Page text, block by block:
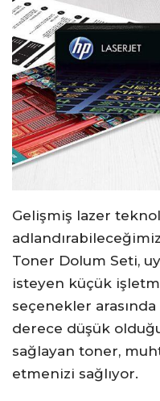
Gelişmiş lazer
Toner Dolum Seti,
isteyen küçük
seçenekler
derece düşük
sağlayan toner,
etmenizi sağlıyor.